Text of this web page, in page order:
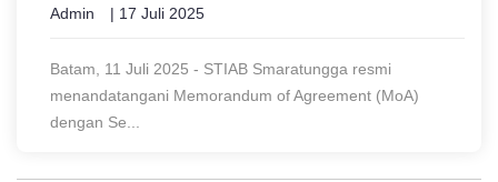
Admin | 17 Juli 2025
Batam, 11 Juli 2025 - STIAB Smaratungga resmi
menandatangani Memorandum of Agreement (MoA)
dengan Se...